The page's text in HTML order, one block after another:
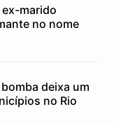
marido
no nome
deixa um
no Rio